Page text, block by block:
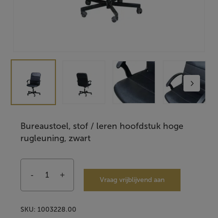
Bureaustoel, stof / leren hoofdstuk hoge
rugleuning, zwart
Vraag vrijblijvend aan
SKU: 1003228.00